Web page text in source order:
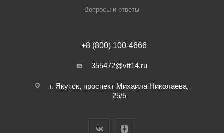
Вопросы и ответы
+8 (800) 100-4666
355472@vtt14.ru
г. Якутск, проспект Михаила Николаева,
25/5